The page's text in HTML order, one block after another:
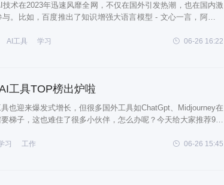
技术在2023年迅速风靡全网，不仅在国外引发热潮，也在国内激
。比如，百度推出了知识增强大语言模型 - 文心一言，阿里也
要使用它们
AI工具 学习 06-26 16:22
工具TOP榜出炉啦
也迎来爆发式增长，但很多国外工具如ChatGpt、Midjourney在
梯子，这也难住了很多小伙伴，怎么办呢？今天给大家推荐9个
习 工作 06-26 15:45